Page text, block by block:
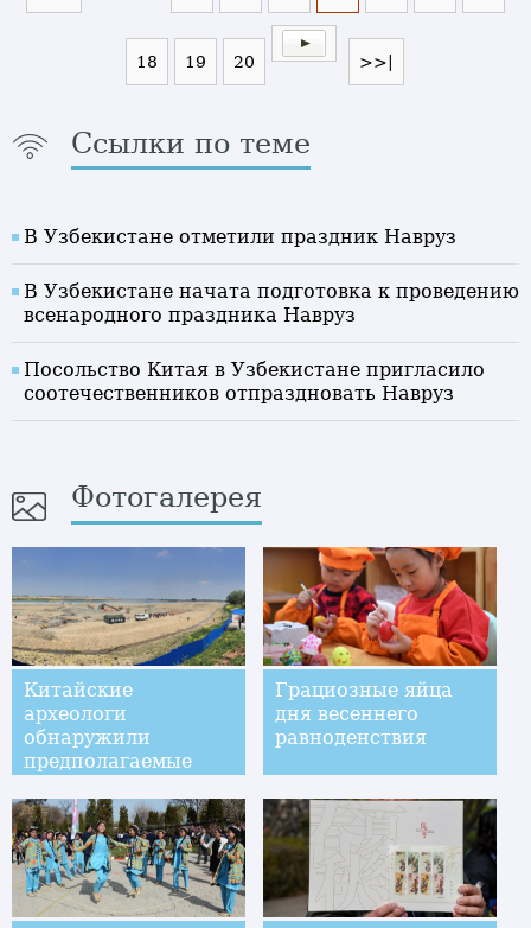
18 19 20 >>|
Ссылки по теме
В Узбекистане отметили праздник Навруз
В Узбекистане начата подготовка к проведению
всенародного праздника Навруз
Посольство Китая в Узбекистане пригласило
соотечественников отпраздновать Навруз
Фотогалерея
Китайские
археологи
обнаружили
предполагаемые
сокровища Чжан
Сяньчжуна
Грациозные яйца
дня весеннего
равноденствия